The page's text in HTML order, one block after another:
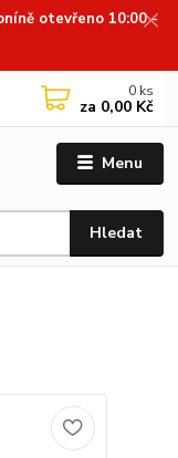
otevřeno 10:00 -
Menu
Hledat
0 ks
za 0,00 Kč